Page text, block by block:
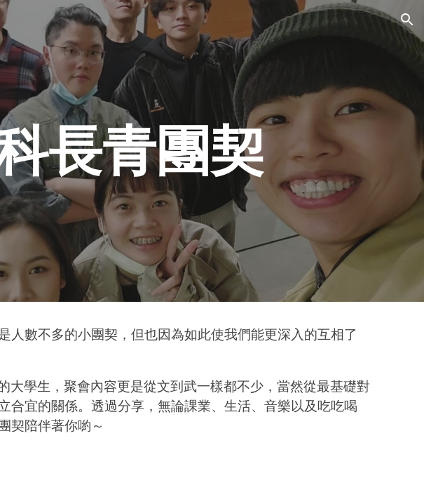
Skip to navigation
長青團契
人數不多的小團契，但也因為如此使我們能更深入的互相了
學生，聚會內容更是從文到武一樣都不少，當然從最基礎對
合宜的關係。透過分享，無論課業、生活、音樂以及吃吃喝
契陪伴著你喲～